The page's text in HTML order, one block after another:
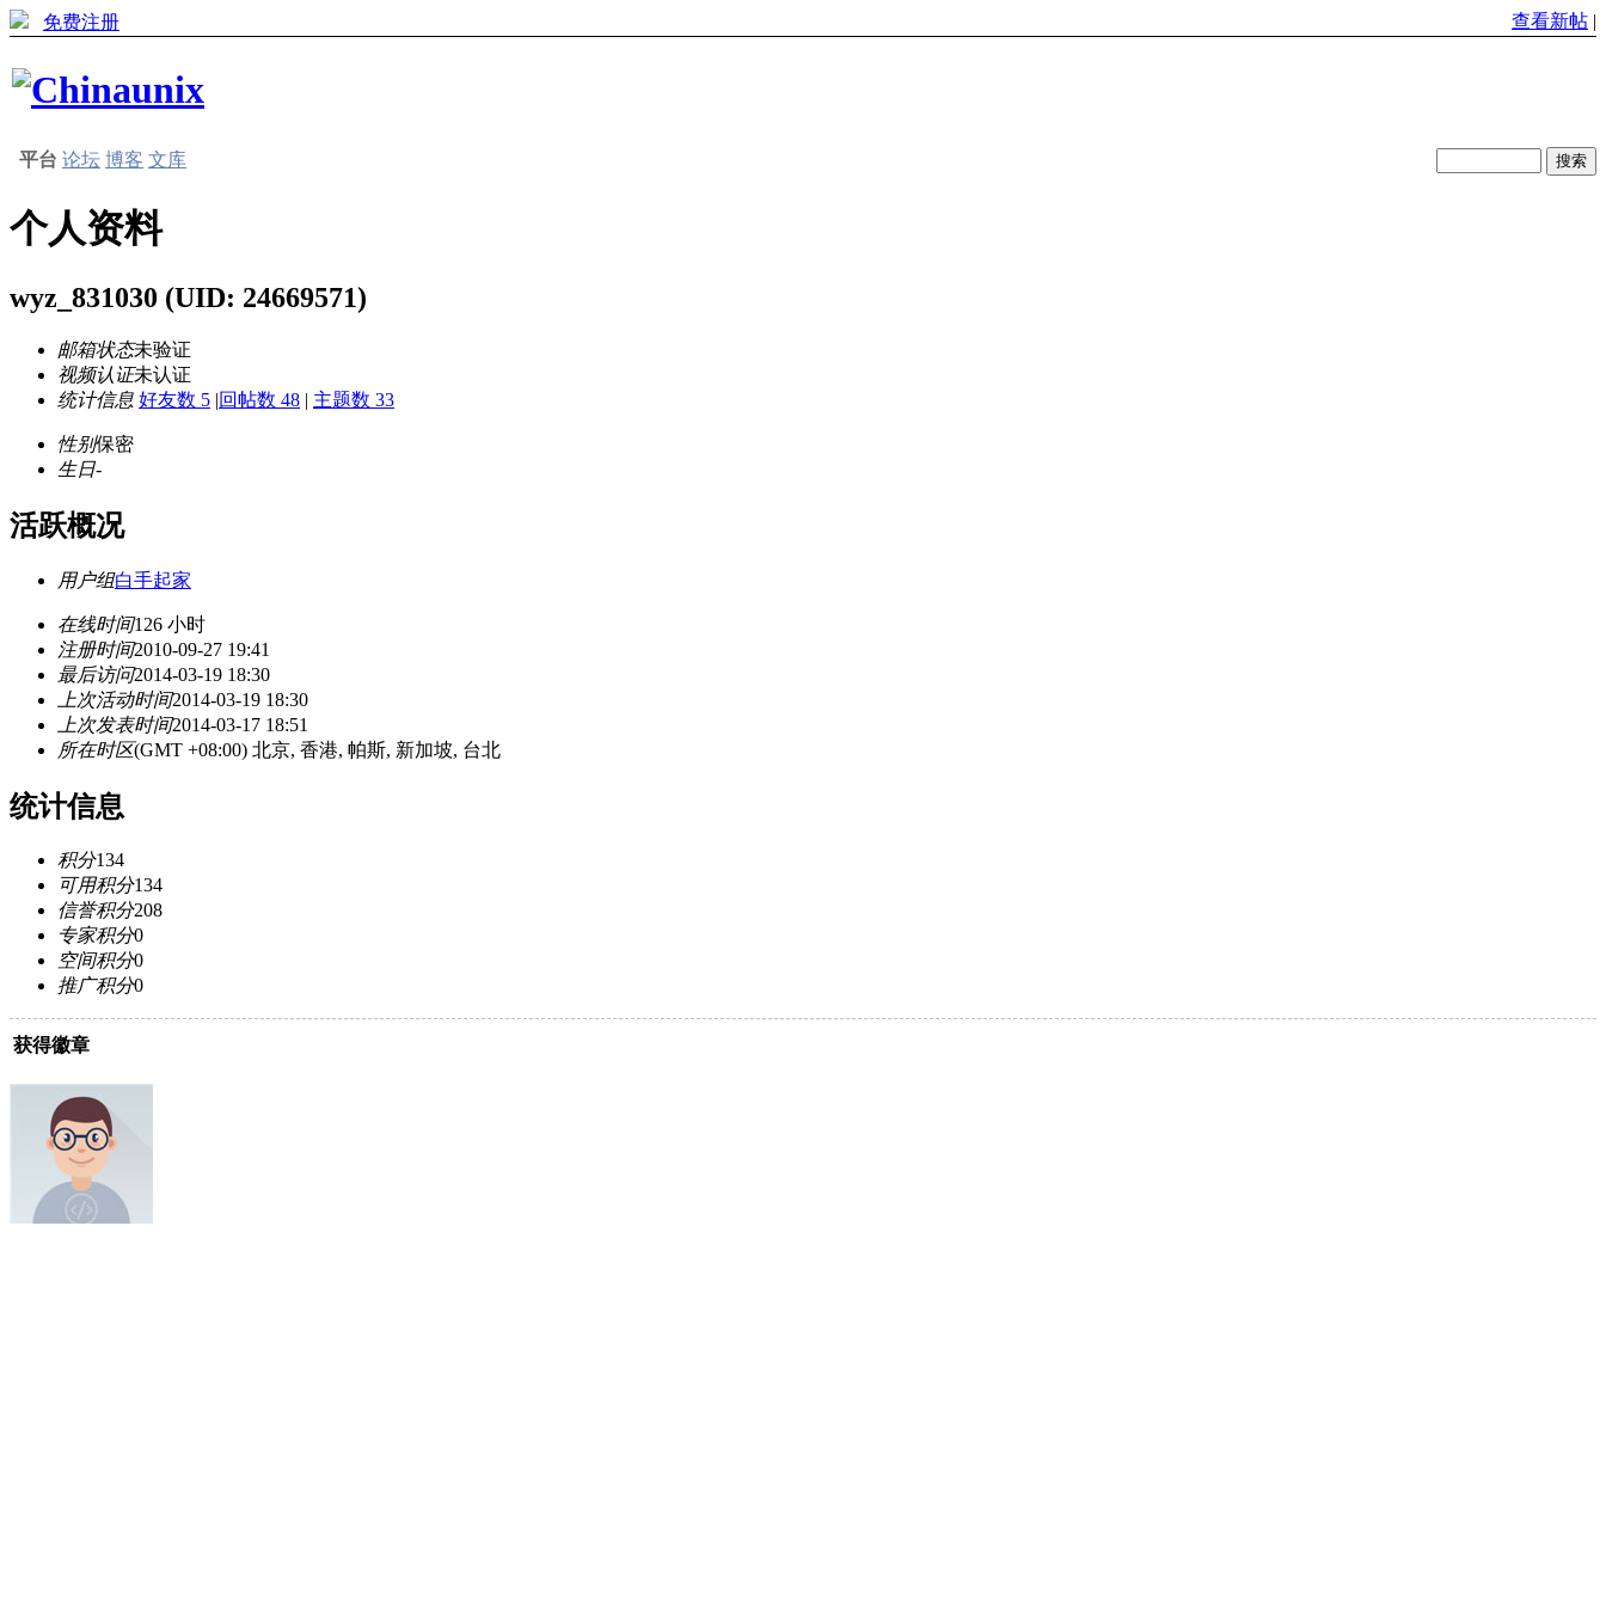
免费注册 查看新帖 |
平台 论坛 博客 文库
个人资料
wyz_831030 (UID: 24669571)
邮箱状态未验证
视频认证未认证
统计信息 好友数 5 |回帖数 48 | 主题数 33
性别保密
生日-
活跃概况
用户组白手起家
在线时间126 小时
注册时间2010-09-27 19:41
最后访问2014-03-19 18:30
上次活动时间2014-03-19 18:30
上次发表时间2014-03-17 18:51
所在时区(GMT +08:00) 北京, 香港, 帕斯, 新加坡, 台北
统计信息
积分134
可用积分134
信誉积分208
专家积分0
空间积分0
推广积分0
获得徽章